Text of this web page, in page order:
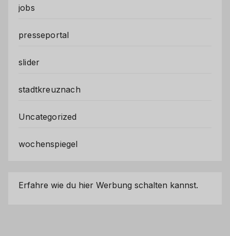
jobs
presseportal
slider
stadtkreuznach
Uncategorized
wochenspiegel
Erfahre wie du hier Werbung schalten kannst.